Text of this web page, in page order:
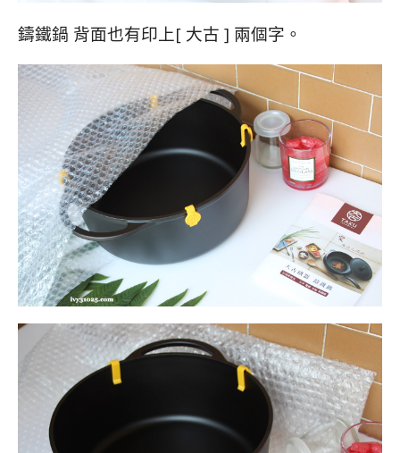
鑄鐵鍋 背面也有印上[ 大古 ] 兩個字。